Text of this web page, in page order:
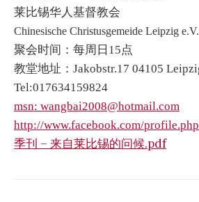
莱比锡华人基督教会
Chinesische Christusgemeide Leipzig e.V.
聚会时间：每周日15点
教堂地址：Jakobstr.17 04105
Tel:017634159824
msn: wangbai2008@hotmail.com
http://www.facebook.com/
季刊 – 来自莱比锡的问候.pdf